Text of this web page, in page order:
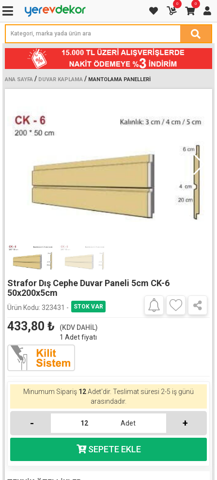
0 0
ANA SAYFA / DUVAR KAPLAMA / MANTOLAMA PANELLERI
Strafor Dış Cephe Duvar Paneli 5cm CK-6
50x200x5cm
Ürün Kodu: 323431 -
433,80 ₺
(KDV DAHİL)
1 Adet fiyatı
Minumum Sipariş 12Adet'dir. Teslimat süresi 2-5 iş günü
arasındadır.
- Adet +